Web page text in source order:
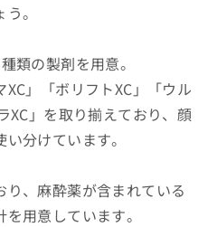
。
類の製剤を用意。
XC」「ボリフトXC」「ウル
XC」を取り揃えており、顔
分けています。
、麻酔薬が含まれている
用意しています。